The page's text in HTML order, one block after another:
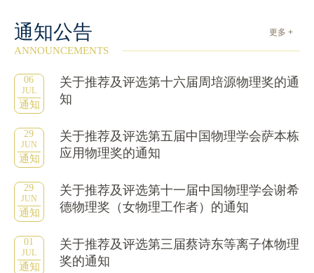
通知公告 更多 +
ANNOUNCEMENTS
06
JUL
通知
关于推荐及评选第十六届周培源物理奖的通
知
29
JUN
通知
关于推荐及评选第五届中国物理学会萨本栋
应用物理奖的通知
29
JUN
通知
关于推荐及评选第十一届中国物理学会谢希
德物理奖（女物理工作者）的通知
01
JUL
通知
关于推荐及评选第三届蔡诗东等离子体物理
奖的通知